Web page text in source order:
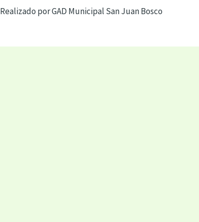
Realizado por GAD Municipal San Juan Bosco